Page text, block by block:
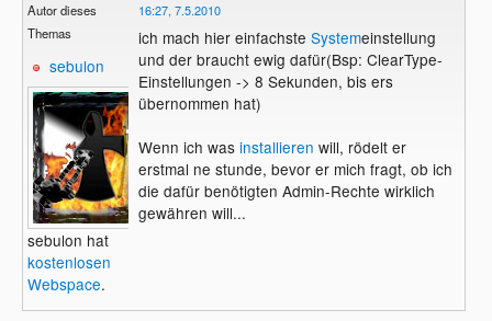
Autor dieses
Themas
sebulon
sebulon hat
kostenlosen
Webspace.
16:27, 7.5.2010
ich mach hier einfachste Systemeinstellung
und der braucht ewig dafür(Bsp: ClearType-
Einstellungen -> 8 Sekunden, bis ers
übernommen hat)
Wenn ich was installieren will, rödelt er
erstmal ne stunde, bevor er mich fragt, ob ich
die dafür benötigten Admin-Rechte wirklich
gewähren will...